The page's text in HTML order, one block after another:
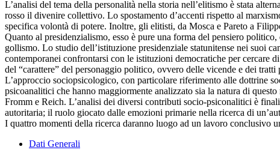
L’analisi del tema della personalità nella storia nell’elitismo è stata
rosso il divenire collettivo. Lo spostamento d’accenti rispetto al
specifica volontà di potere. Inoltre, gli elitisti, da Mosca e Pareto a
Quanto al presidenzialismo, esso è pure una forma del pensiero
gollismo. Lo studio dell’istituzione presidenziale statunitense nei suoi
contemporanei confrontarsi con le istituzioni democratiche per cercare
del “carattere” del personaggio politico, ovvero delle vicende e dei
L’approccio sociopsicologico, con particolare riferimento alle dottrine
psicoanalitici che hanno maggiormente analizzato sia la natura di
Fromm e Reich. L’analisi dei diversi contributi socio-psiconalitici è
autoritaria; il ruolo giocato dalle emozioni primarie nella ricerca di
I quattro momenti della ricerca daranno luogo ad un lavoro conclusivo
Dati Generali